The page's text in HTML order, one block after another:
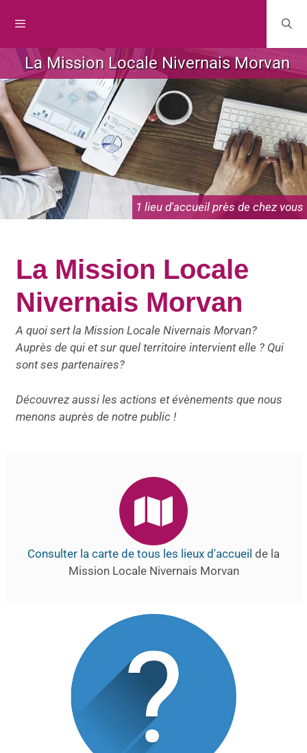
La Mission Locale Nivernais Morvan
1 lieu d'accueil près de chez vous
La Mission Locale
Nivernais Morvan
A quoi sert la Mission Locale Nivernais Morvan?
Auprès de qui et sur quel territoire intervient elle ? Qui
sont ses partenaires?
Découvrez aussi les actions et évènements que nous
menons auprès de notre public !
Consulter la carte de tous les lieux d'accueil de la
Mission Locale Nivernais Morvan